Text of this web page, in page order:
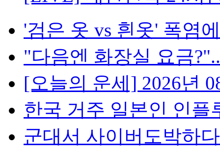
'검은 옷 vs 흰옷' 폭염
"다음엔 화장실 요금
[오늘의 운세] 2026년
한국 거주 일본인 인플
군대서 사이버도박하